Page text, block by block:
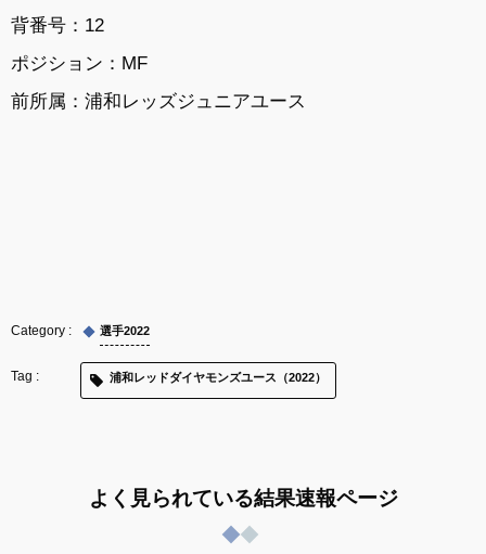
背番号：12
ポジション：MF
前所属：浦和レッズジュニアユース
選手2022
浦和レッドダイヤモンズユース（2022）
よく見られている結果速報ページ